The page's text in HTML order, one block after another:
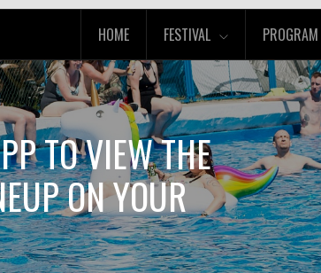
HOME FESTIVAL PROGRAM
TO VIEW THE
ON YOUR